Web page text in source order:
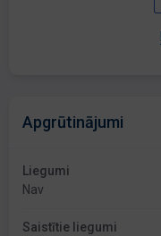
Apgrūtinājumi
Liegumi
Nav
Saistītie liegumi